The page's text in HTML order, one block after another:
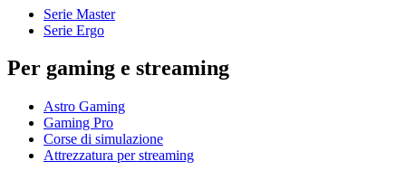
Serie Master
Serie Ergo
Per gaming e streaming
Astro Gaming
Gaming Pro
Corse di simulazione
Attrezzatura per streaming